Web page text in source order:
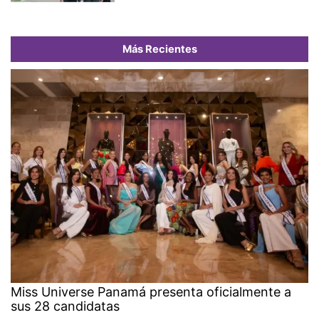
Más Recientes
Miss Universe Panamá presenta oficialmente a
sus 28 candidatas